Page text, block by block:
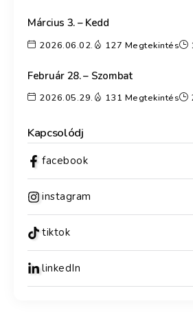
Március 3. – Kedd
2026.06.02. 127 Megtekintés
Február 28. – Szombat
2026.05.29. 131 Megtekintés
Kapcsolódj
facebook
instagram
tiktok
linkedIn